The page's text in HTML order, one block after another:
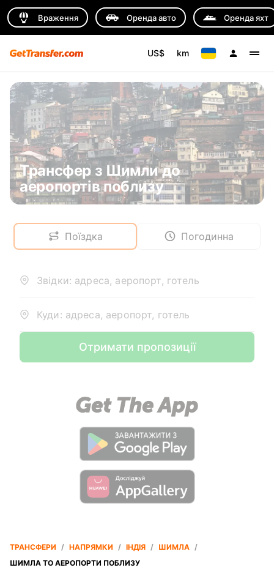
Враження Оренда авто Оренда яхт
US$ km
Трансфер з Шимли до
аеропортів поблизу
Поїздка Погодинна
Звідки: адреса, аеропорт, готель
Куди: адреса, аеропорт, готель
Отримати пропозиції
ТРАНСФЕРИ / НАПРЯМКИ / ІНДІЯ / ШИМЛА /
ШИМЛА TO АЕРОПОРТИ ПОБЛИЗУ